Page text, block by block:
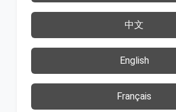
中文
English
Français